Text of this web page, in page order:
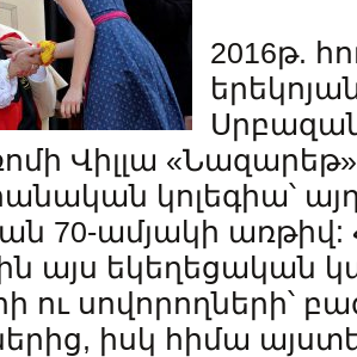
2016թ.
Վիլլա «Նազարեթ»
կոլեգիա՝
70-ամյակի
այս եկեղեցական
ու սովորողների՝
իսկ հիմա